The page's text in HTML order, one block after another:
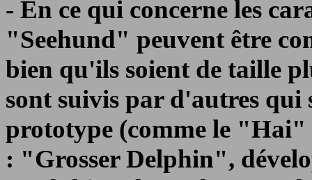
- En ce qui concerne les
"Seehund" peuvent être
bien qu'ils soient de taille
sont suivis par d'autres qui
prototype (comme le
: "Grosser Delphin",